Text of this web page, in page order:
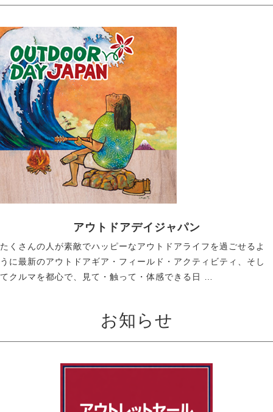
アウトドアデイジャパン
たくさんの人が素敵でハッピーなアウトドアライフを過ごせるよ
うに最新のアウトドアギア・フィールド・アクティビティ、そし
てクルマを都心で、見て・触って・体感できる日 …
お知らせ